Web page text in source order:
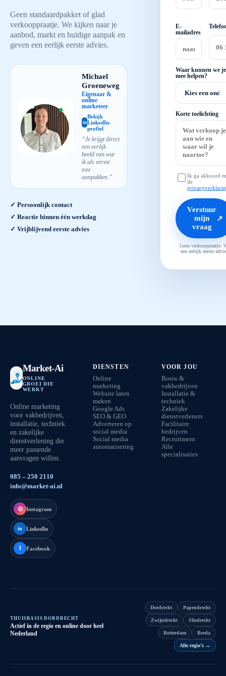
Geen standaardpakket of glad
verkooppraatje. We kijken naar je
aanbod, markt en huidige aanpak en
geven een eerlijk eerste advies.
Michael
Groeneweg
Eigenaar &
online
marketeer
in
Bekijk
LinkedIn-
profiel
“Je krijgt direct
een eerlijk
beeld van wat
ik als eerste
zou
aanpakken.”
✓ Persoonlijk contact
✓ Reactie binnen één werkdag
✓ Vrijblijvend eerste advies
E-
mailadres
Waar kunnen we je
mee helpen?
Korte toelichting
Ik ga akkoord
de
Verstuur
mijn
vraag
↗
Geen verkooppraatje.
een eerlijk eerste
Market-Ai
ONLINE
GROEI DIE
WERKT
Online marketing
voor vakbedrijven,
installatie, techniek
en zakelijke
dienstverlening die
meer passende
aanvragen willen.
085 – 250 2110
info@market-ai.nl
◎ Instagram
in LinkedIn
f Facebook
DIENSTEN
Online
marketing
Website laten
maken
Google Ads
SEO & GEO
Adverteren op
social media
Social media
automatisering
VOOR JOU
Bouw &
vakbedrijven
Installatie &
techniek
Zakelijke
dienstverleners
Facilitaire
bedrijven
Recruitment
Alle
specialisaties
THUISBASIS DORDRECHT
Actief in de regio en online door heel
Nederland
Dordrecht Papendrecht
Zwijndrecht Sliedrecht
Rotterdam Breda
Alle regio’s →